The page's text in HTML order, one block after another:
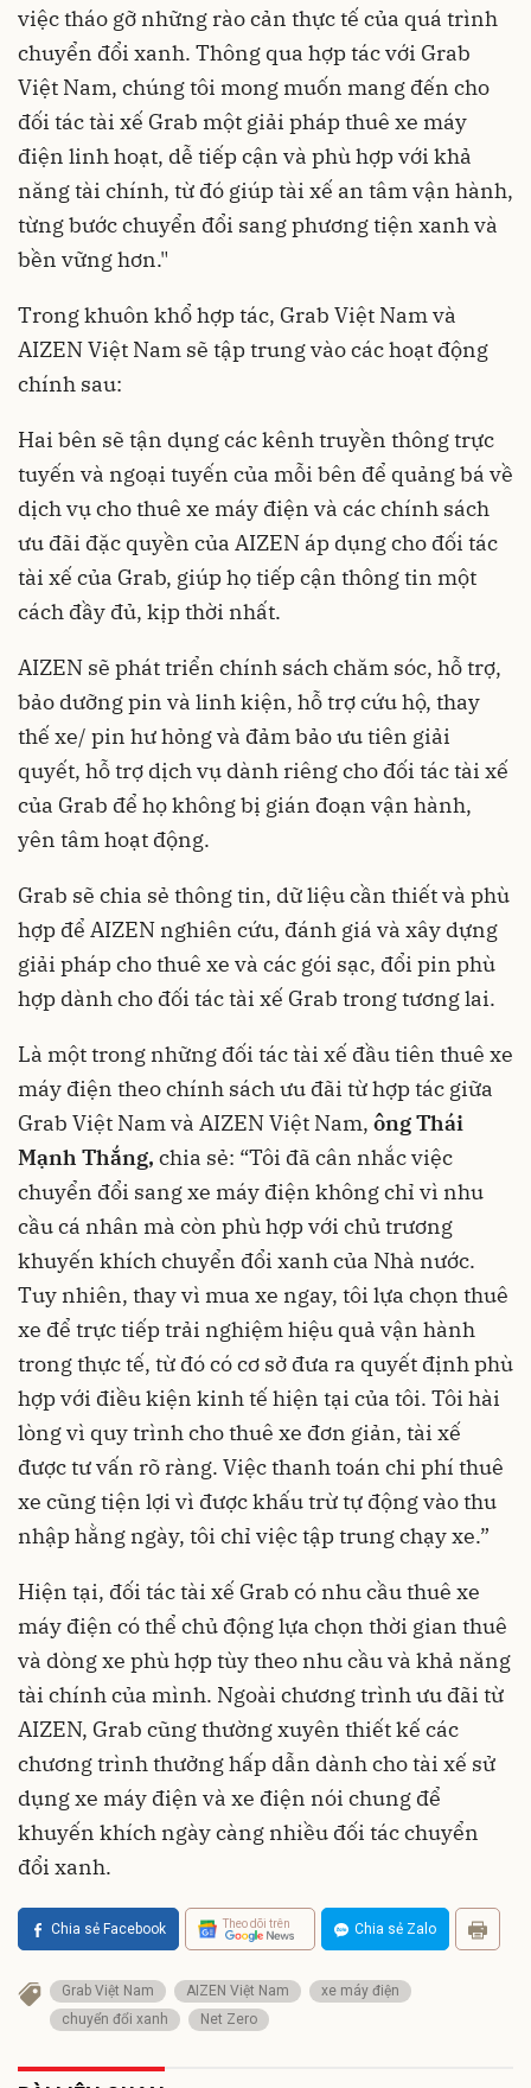
việc tháo gỡ những rào cản thực tế của quá trình
chuyển đổi xanh. Thông qua hợp tác với Grab
Việt Nam, chúng tôi mong muốn mang đến cho
đối tác tài xế Grab một giải pháp thuê xe máy
điện linh hoạt, dễ tiếp cận và phù hợp với khả
năng tài chính, từ đó giúp tài xế an tâm vận hành,
từng bước chuyển đổi sang phương tiện xanh và
bền vững hơn."
Trong khuôn khổ hợp tác, Grab Việt Nam và
AIZEN Việt Nam sẽ tập trung vào các hoạt động
chính sau:
Hai bên sẽ tận dụng các kênh truyền thông trực
tuyến và ngoại tuyến của mỗi bên để quảng bá về
dịch vụ cho thuê xe máy điện và các chính sách
ưu đãi đặc quyền của AIZEN áp dụng cho đối tác
tài xế của Grab, giúp họ tiếp cận thông tin một
cách đầy đủ, kịp thời nhất.
AIZEN sẽ phát triển chính sách chăm sóc, hỗ trợ,
bảo dưỡng pin và linh kiện, hỗ trợ cứu hộ, thay
thế xe/ pin hư hỏng và đảm bảo ưu tiên giải
quyết, hỗ trợ dịch vụ dành riêng cho đối tác tài xế
của Grab để họ không bị gián đoạn vận hành,
yên tâm hoạt động.
Grab sẽ chia sẻ thông tin, dữ liệu cần thiết và phù
hợp để AIZEN nghiên cứu, đánh giá và xây dựng
giải pháp cho thuê xe và các gói sạc, đổi pin phù
hợp dành cho đối tác tài xế Grab trong tương lai.
Là một trong những đối tác tài xế đầu tiên thuê xe
máy điện theo chính sách ưu đãi từ hợp tác giữa
Grab Việt Nam và AIZEN Việt Nam, ông Thái
Mạnh Thắng, chia sẻ: “Tôi đã cân nhắc việc
chuyển đổi sang xe máy điện không chỉ vì nhu
cầu cá nhân mà còn phù hợp với chủ trương
khuyến khích chuyển đổi xanh của Nhà nước.
Tuy nhiên, thay vì mua xe ngay, tôi lựa chọn thuê
xe để trực tiếp trải nghiệm hiệu quả vận hành
trong thực tế, từ đó có cơ sở đưa ra quyết định phù
hợp với điều kiện kinh tế hiện tại của tôi. Tôi hài
lòng vì quy trình cho thuê xe đơn giản, tài xế
được tư vấn rõ ràng. Việc thanh toán chi phí thuê
xe cũng tiện lợi vì được khấu trừ tự động vào thu
nhập hằng ngày, tôi chỉ việc tập trung chạy xe.”
Hiện tại, đối tác tài xế Grab có nhu cầu thuê xe
máy điện có thể chủ động lựa chọn thời gian thuê
và dòng xe phù hợp tùy theo nhu cầu và khả năng
tài chính của mình. Ngoài chương trình ưu đãi từ
AIZEN, Grab cũng thường xuyên thiết kế các
chương trình thưởng hấp dẫn dành cho tài xế sử
dụng xe máy điện và xe điện nói chung để
khuyến khích ngày càng nhiều đối tác chuyển
đổi xanh.
Chia sẻ Facebook Theo dõi trên Chia sẻ Zalo
Grab Việt Nam AIZEN Việt Nam
xe máy điện
chuyển đổi xanh
Net Zero